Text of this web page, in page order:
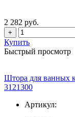
2 282 руб.
+
Купить
Быстрый просмотр
Штора для ванных
3121300
Артикул: